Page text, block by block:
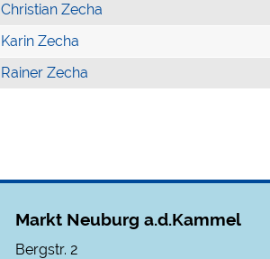
Christian Zecha
Karin Zecha
Rainer Zecha
Markt Neuburg a.d.Kammel
Bergstr. 2